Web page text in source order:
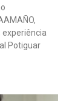
experiência
Potiguar